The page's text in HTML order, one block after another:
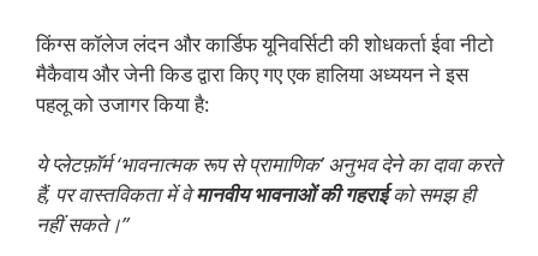
किंग्स कॉलेज लंदन और कार्डिफ यूनिवर्सिटी की शोधकर्ता ईवा नीटो
मैकैवाय और जेनी किड द्वारा किए गए एक हालिया अध्ययन ने इस
पहलू को उजागर किया है:
ये प्लेटफ़ॉर्म ‘भावनात्मक रूप से प्रामाणिक’ अनुभव देने का दावा करते
हैं, पर वास्तविकता में वेमानवीय भावनाओं की गहराईको समझ ही
नहीं सकते।”